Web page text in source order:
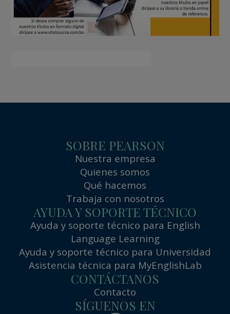
SOBRE PEARSON
Nuestra empresa
Quienes somos
Qué hacemos
Trabaja con nosotros
AYUDA Y SOPORTE TÉCNICO
Ayuda y soporte técnico para English
Language Learning
Ayuda y soporte técnico para Universidad
Asistencia técnica para MyEnglishLab
CONTÁCTANOS
Contacto
SÍGUENOS EN